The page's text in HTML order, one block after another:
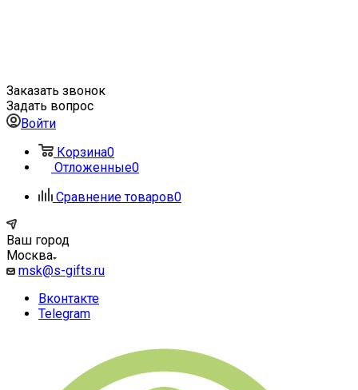
Заказать звонок
Задать вопрос
Войти
Корзина0
Отложенные0
Сравнение товаров0
Ваш город
Москва
msk@s-gifts.ru
Вконтакте
Telegram